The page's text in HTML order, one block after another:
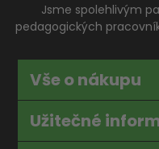
Jsme spolehlivým
pedagogických
Vše o nákupu
Užitečné